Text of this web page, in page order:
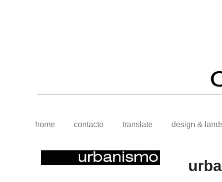
home contacto translate design &